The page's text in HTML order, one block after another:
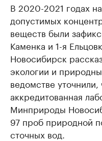
В 2020-2021 годах
допустимых
веществ были
Каменка и 1-я
Новосибирск
экологии и
ведомстве
аккредитованная
Минприроды
97 проб природной
сточных вод.